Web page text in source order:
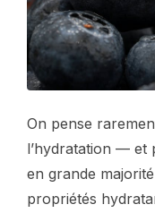
On pense
l’hydratation — et
en grande
propriétés